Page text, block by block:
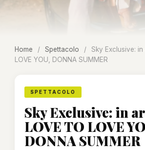
Home / Spettacolo /
Sky Exclusive:
LOVE YOU, DONNA SUMMER
SPETTACOLO
Sky Exclusive: in
LOVE TO LOVE
DONNA SUMMER